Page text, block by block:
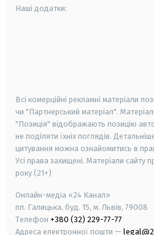
Наші додатки:
Всі комерційні рекламні матеріали
чи "Партнерський матеріал".
"Позиція" відображають позицію
не поділяти їхніх поглядів.
цитування можна ознайомитись в
Усі права захищені. Матеріали сайту
року (21+)
Онлайн-медіа «24 Канал»
пл. Галицька, буд. 15, м. Львів, 79008
Телефон +380 (32) 229-77-77
Адреса електронної пошти —